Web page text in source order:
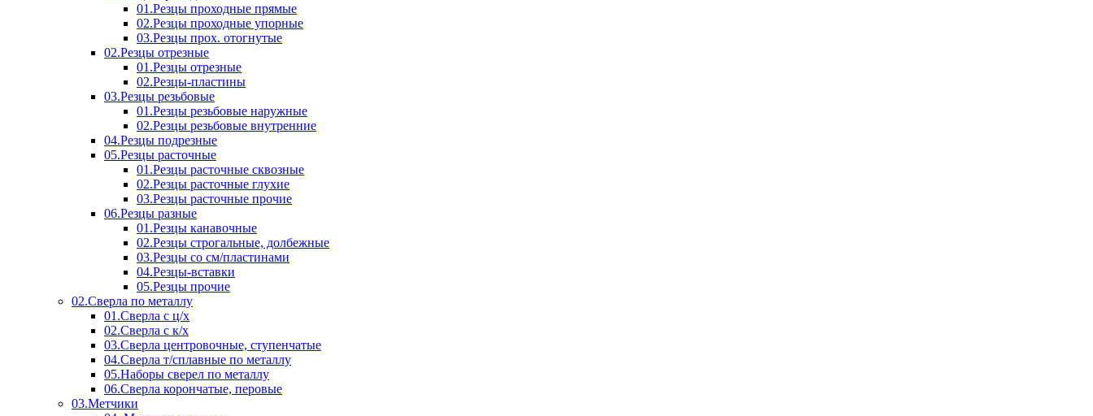
01.Резцы проходные прямые
02.Резцы проходные упорные
03.Резцы прох. отогнутые
02.Резцы отрезные
01.Резцы отрезные
02.Резцы-пластины
03.Резцы резьбовые
01.Резцы резьбовые наружные
02.Резцы резьбовые внутренние
04.Резцы подрезные
05.Резцы расточные
01.Резцы расточные сквозные
02.Резцы расточные глухие
03.Резцы расточные прочие
06.Резцы разные
01.Резцы канавочные
02.Резцы строгальные, долбежные
03.Резцы со см/пластинами
04.Резцы-вставки
05.Резцы прочие
02.Сверла по металлу
01.Сверла с ц/х
02.Сверла с к/х
03.Сверла центровочные, ступенчатые
04.Сверла т/сплавные по металлу
05.Наборы сверел по металлу
06.Сверла корончатые, перовые
03.Метчики